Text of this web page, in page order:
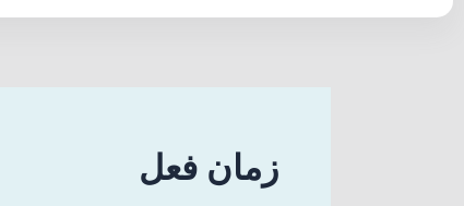
زمان فعل